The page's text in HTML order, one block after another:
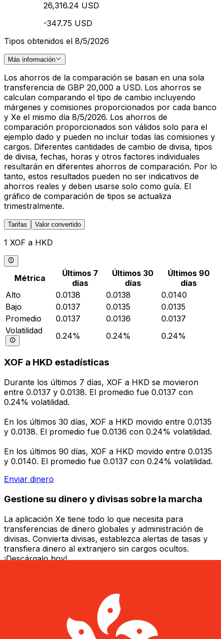
26,316.24 USD
-347.75 USD
Tipos obtenidos el 8/5/2026
Más información
Los ahorros de la comparación se basan en una sola
transferencia de GBP 20,000 a USD. Los ahorros se
calculan comparando el tipo de cambio incluyendo
márgenes y comisiones proporcionados por cada banco
y Xe el mismo día 8/5/2026. Los ahorros de
comparación proporcionados son válidos solo para el
ejemplo dado y pueden no incluir todas las comisiones y
cargos. Diferentes cantidades de cambio de divisa, tipos
de divisa, fechas, horas y otros factores individuales
resultarán en diferentes ahorros de comparación. Por lo
tanto, estos resultados pueden no ser indicativos de
ahorros reales y deben usarse solo como guía. El
gráfico de comparación de tipos se actualiza
trimestralmente.
Tarifas Valor convertido
1 XOF a HKD
Métrica
Últimos 7
días
Últimos 30
días
Últimos 90
días
Alto
0.0138 0.0138
0.0140
Bajo
0.0137 0.0135
0.0135
Promedio
0.0137 0.0136
0.0137
Volatilidad
0.24% 0.24% 0.24%
XOF a HKD estadísticas
Durante los últimos 7 días, XOF a HKD se movieron
entre 0.0137 y 0.0138. El promedio fue 0.0137 con
0.24% volatilidad.
En los últimos 30 días, XOF a HKD movido entre 0.0135
y 0.0138. El promedio fue 0.0136 con 0.24% volatilidad.
En los últimos 90 días, XOF a HKD movido entre 0.0135
y 0.0140. El promedio fue 0.0137 con 0.24% volatilidad.
Enviar dinero
Gestione su dinero y divisas sobre la marcha
La aplicación Xe tiene todo lo que necesita para
transferencias de dinero globales y administración de
divisas. Convierta divisas, establezca alertas de tasas y
transfiera dinero al extranjero sin cargos ocultos.
¡Descárgalo hoy!